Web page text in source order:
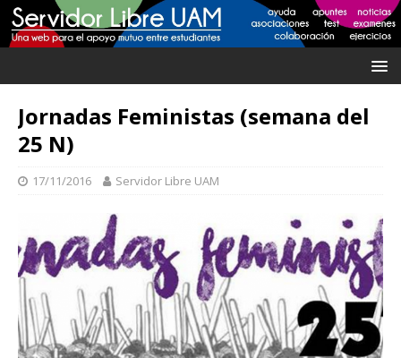
Jornadas Feministas (semana del
25 N)
17/11/2016 Servidor Libre UAM